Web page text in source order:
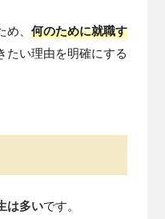
、 何のために就職す
たい理由を明確にする
は多いです。